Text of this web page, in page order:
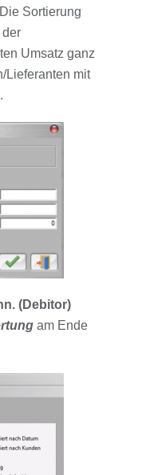
Sortierung
der
Umsatz ganz
Lieferanten mit
(Debitor)
am Ende